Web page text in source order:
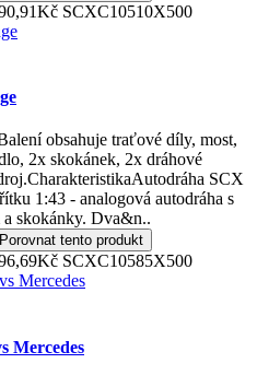
SCXC10510X500
obsahuje traťové díly, most,
2x skokánek, 2x dráhové
SCX
1:43 - analogová autodráha s
skokánky. Dva&n..
Porovnat tento produkt
SCXC10585X500
Mercedes